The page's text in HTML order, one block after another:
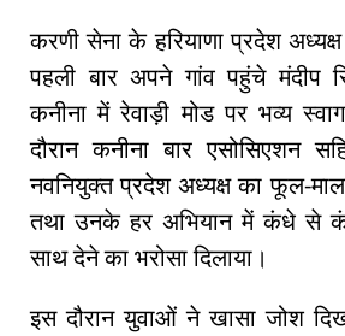
करणी सेना के हरियाणा प्रदेश
पहली बार अपने गांव पहुंचे मंदीप
कनीना में रेवाड़ी मोड पर भव्य
दौरान कनीना बार एसोसिएशन
नवनियुक्त प्रदेश अध्यक्ष का फूल-
तथा उनके हर अभियान में कंधे से
साथ देने का भरोसा दिलाया।
इस दौरान युवाओं ने खासा जोश